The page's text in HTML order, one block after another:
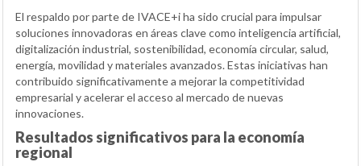
El respaldo por parte de IVACE+i ha sido crucial para impulsar
soluciones innovadoras en áreas clave como inteligencia artificial,
digitalización industrial, sostenibilidad, economía circular, salud,
energía, movilidad y materiales avanzados. Estas iniciativas han
contribuido significativamente a mejorar la competitividad
empresarial y acelerar el acceso al mercado de nuevas
innovaciones.
Resultados significativos para la economía
regional